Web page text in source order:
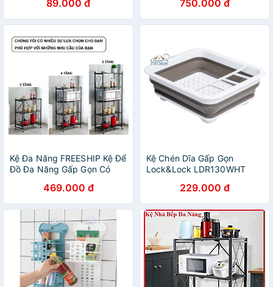
89.000 đ
Đồ Đa Năng sắt Văn Phòng
Hàng Nhập Khẩu
750.000 đ
Kệ Đa Năng FREESHIP Kệ Để
Đồ Đa Năng Gấp Gọn Có
Cho Nhà Bếp, Phòng Ngủ,
Phòng Khách
469.000 đ
Kệ Chén Dĩa Gấp Gọn
Lock&Lock LDR130WHT
229.000 đ